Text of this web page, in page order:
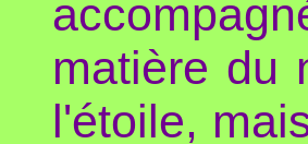
matière du
l'étoile,